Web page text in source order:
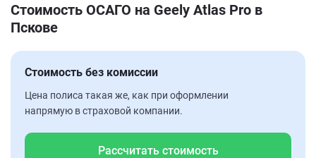
Стоимость ОСАГО на Geely Atlas Pro в
Пскове
Стоимость без комиссии
Цена полиса такая же, как при оформлении
напрямую в страховой компании.
Рассчитать стоимость